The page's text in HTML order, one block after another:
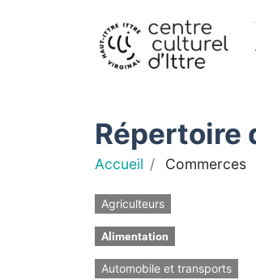
Répertoire
Accueil Commerces
Agriculteurs
Alimentation
Automobile et transports